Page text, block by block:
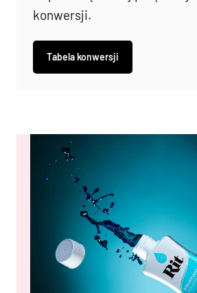
konwersji.
Tabela konwersji